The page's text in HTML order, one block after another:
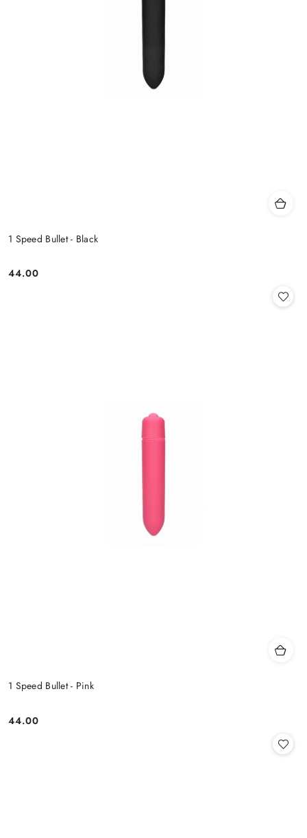
1 Speed Bullet - Black
Cena:
44.00
1 Speed Bullet - Pink
Cena:
44.00